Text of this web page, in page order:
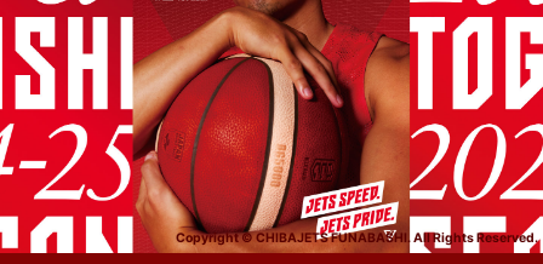
Copyright © CHIBAJETS FUNABASHI. All Rights Reserved.